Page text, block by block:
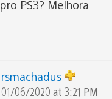
pro PS3? Melhora
rsmachadus
01/06/2020 at 3:21 PM